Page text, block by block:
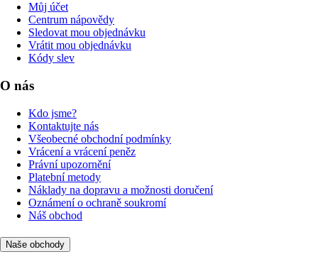
Můj účet
Centrum nápovědy
Sledovat mou objednávku
Vrátit mou objednávku
Kódy slev
O nás
Kdo jsme?
Kontaktujte nás
Všeobecné obchodní podmínky
Vrácení a vrácení peněz
Právní upozornění
Platební metody
Náklady na dopravu a možnosti doručení
Oznámení o ochraně soukromí
Náš obchod
Naše obchody